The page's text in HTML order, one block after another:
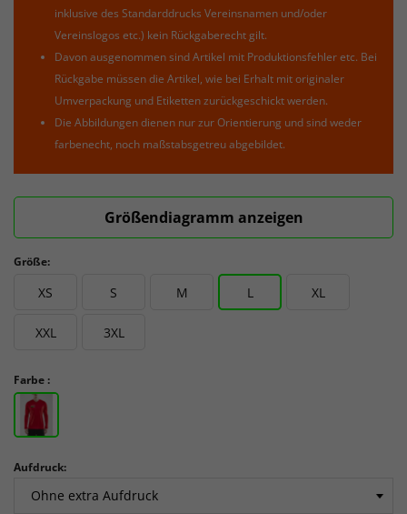
inklusive des Standarddrucks Vereinsnamen und/oder
Vereinslogos etc.) kein Rückgaberecht gilt.
Davon ausgenommen sind Artikel mit Produktionsfehler etc. Bei
Rückgabe müssen die Artikel, wie bei Erhalt mit originaler
Umverpackung und Etiketten zurückgeschickt werden.
Die Abbildungen dienen nur zur Orientierung und sind weder
farbenecht, noch maßstabsgetreu abgebildet.
Größendiagramm anzeigen
Größe:
XS S M L XL
XXL 3XL
Farbe :
Aufdruck: